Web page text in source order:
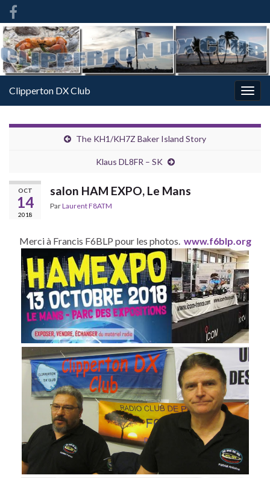
Clipperton DX Club
The KH1/KH7Z Baker Island Story
Klaus DL8FR – SK
OCT
14
2018
salon HAM EXPO, Le Mans
ParLaurent F8ATM
Merci à Francis F6BLP pour les photos. www.f6blp.org